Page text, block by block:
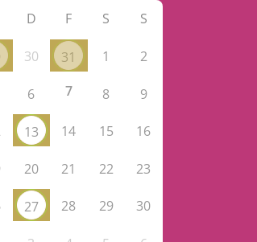
D F S S
30 31 1 2
6 7 8 9
13 14 15 16
20 21 22 23
27 28 29 30